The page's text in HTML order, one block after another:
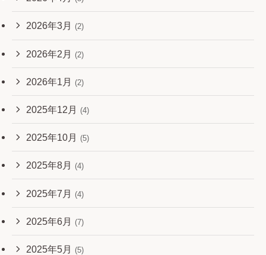
2026年3月 (2)
2026年2月 (2)
2026年1月 (2)
2025年12月 (4)
2025年10月 (5)
2025年8月 (4)
2025年7月 (4)
2025年6月 (7)
2025年5月 (5)